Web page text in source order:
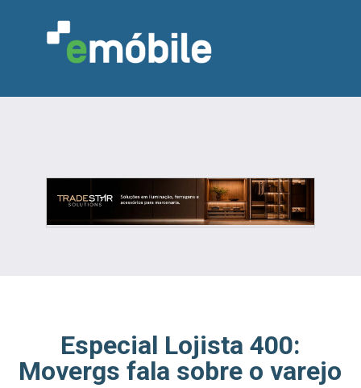
DESIGN & DECORAÇÃO
INDICADORES
FEIRAS NOTÍCIAS
Especial Lojista 400:
Movergs fala sobre o varejo